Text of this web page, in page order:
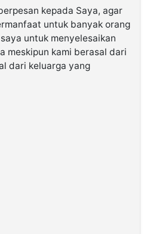
kepada Saya, agar
untuk banyak orang
untuk menyelesaikan
meskipun kami berasal dari
dari keluarga yang